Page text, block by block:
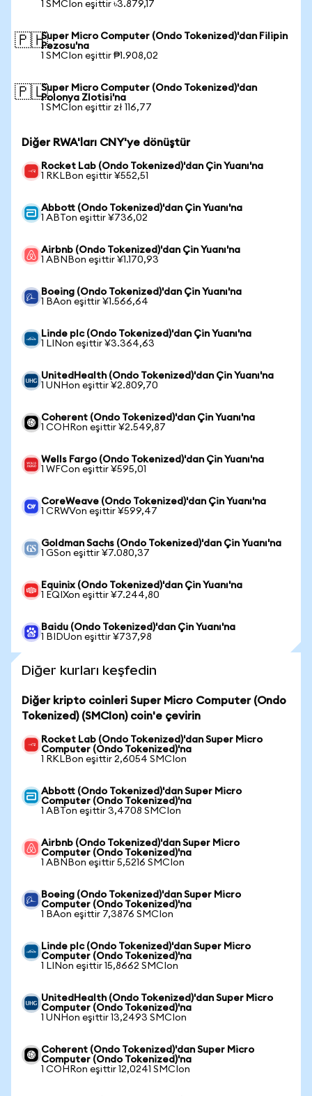
1 SMCIon eşittir ৳3.879,17
🇵🇭Super Micro Computer (Ondo Tokenized)'dan Filipin
Pezosu'na
1 SMCIon eşittir ₱1.908,02
🇵🇱Super Micro Computer (Ondo Tokenized)'dan
Polonya Zlotisi'na
1 SMCIon eşittir zł 116,77
Diğer RWA'ları CNY'ye dönüştür
Rocket Lab (Ondo Tokenized)'dan Çin Yuanı'na
1 RKLBon eşittir ¥552,51
Abbott (Ondo Tokenized)'dan Çin Yuanı'na
1 ABTon eşittir ¥736,02
Airbnb (Ondo Tokenized)'dan Çin Yuanı'na
1 ABNBon eşittir ¥1.170,93
Boeing (Ondo Tokenized)'dan Çin Yuanı'na
1 BAon eşittir ¥1.566,64
Linde plc (Ondo Tokenized)'dan Çin Yuanı'na
1 LINon eşittir ¥3.364,63
UnitedHealth (Ondo Tokenized)'dan Çin Yuanı'na
1 UNHon eşittir ¥2.809,70
Coherent (Ondo Tokenized)'dan Çin Yuanı'na
1 COHRon eşittir ¥2.549,87
Wells Fargo (Ondo Tokenized)'dan Çin Yuanı'na
1 WFCon eşittir ¥595,01
CoreWeave (Ondo Tokenized)'dan Çin Yuanı'na
1 CRWVon eşittir ¥599,47
Goldman Sachs (Ondo Tokenized)'dan Çin Yuanı'na
1 GSon eşittir ¥7.080,37
Equinix (Ondo Tokenized)'dan Çin Yuanı'na
1 EQIXon eşittir ¥7.244,80
Baidu (Ondo Tokenized)'dan Çin Yuanı'na
1 BIDUon eşittir ¥737,98
Diğer kurları keşfedin
Diğer kripto coinleri Super Micro Computer (Ondo
Tokenized) (SMCIon) coin'e çevirin
Rocket Lab (Ondo Tokenized)'dan Super Micro
Computer (Ondo Tokenized)'na
1 RKLBon eşittir 2,6054 SMCIon
Abbott (Ondo Tokenized)'dan Super Micro
Computer (Ondo Tokenized)'na
1 ABTon eşittir 3,4708 SMCIon
Airbnb (Ondo Tokenized)'dan Super Micro
Computer (Ondo Tokenized)'na
1 ABNBon eşittir 5,5216 SMCIon
Boeing (Ondo Tokenized)'dan Super Micro
Computer (Ondo Tokenized)'na
1 BAon eşittir 7,3876 SMCIon
Linde plc (Ondo Tokenized)'dan Super Micro
Computer (Ondo Tokenized)'na
1 LINon eşittir 15,8662 SMCIon
UnitedHealth (Ondo Tokenized)'dan Super Micro
Computer (Ondo Tokenized)'na
1 UNHon eşittir 13,2493 SMCIon
Coherent (Ondo Tokenized)'dan Super Micro
Computer (Ondo Tokenized)'na
1 COHRon eşittir 12,0241 SMCIon